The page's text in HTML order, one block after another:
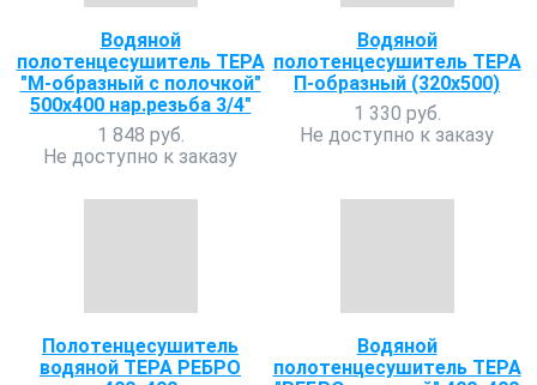
Водяной
полотенцесушитель ТЕРА
"М-образный с полочкой"
500х400 нар.резьба 3/4"
1 848 руб.
Не доступно к заказу
Водяной
полотенцесушитель ТЕРА
П-образный (320х500)
1 330 руб.
Не доступно к заказу
Полотенцесушитель
водяной ТЕРА РЕБРО
Водяной
полотенцесушитель ТЕРА